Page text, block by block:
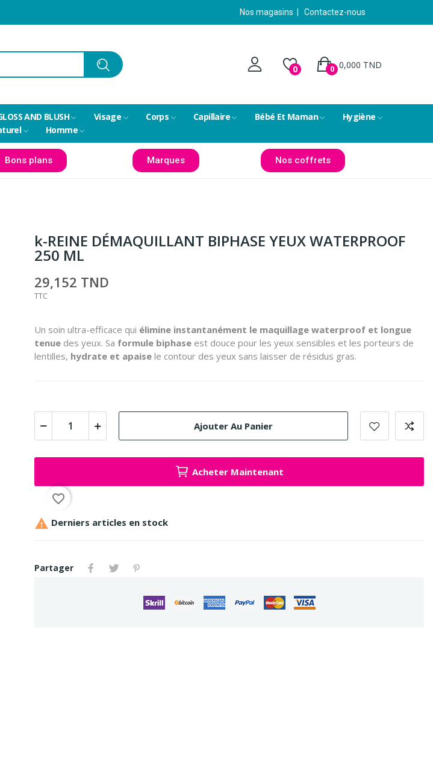
Nos magasins Contactez-nous
0 0,000 TND
0
AND BLUSH Visage Corps Capillaire Bébé Et Maman
Hygiène
Homme
Bons plans Marques Nos coffrets
k-REINE DÉMAQUILLANT BIPHASE YEUX WATERPROOF
250 ML
29,152 TND
TTC
Un soin ultra-efficace qui élimine instantanément le maquillage waterproof et longue
tenue des yeux. Sa formule biphase est douce pour les yeux sensibles et les porteurs de
lentilles, hydrate et apaise le contour des yeux sans laisser de résidus gras.
Ajouter Au Panier
Acheter Maintenant
favorite_border
 Derniers articles en stock
Partager